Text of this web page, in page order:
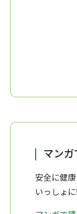
マン
安全に健
いっしょ